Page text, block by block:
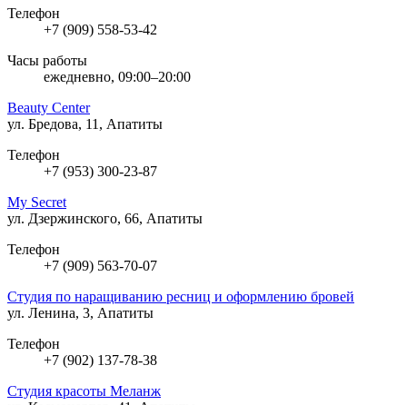
Телефон
+7 (909) 558-53-42
Часы работы
ежедневно, 09:00–20:00
Beauty Center
ул. Бредова, 11, Апатиты
Телефон
+7 (953) 300-23-87
My Secret
ул. Дзержинского, 66, Апатиты
Телефон
+7 (909) 563-70-07
Студия по наращиванию ресниц и оформлению бровей
ул. Ленина, 3, Апатиты
Телефон
+7 (902) 137-78-38
Студия красоты Меланж